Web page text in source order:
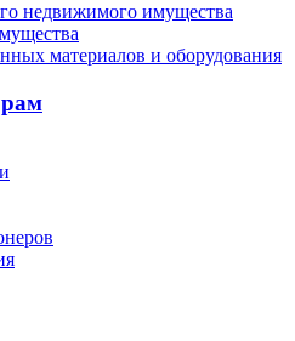
недвижимого имущества
материалов и оборудования